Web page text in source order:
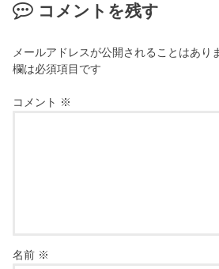
コメントを残す
メールアドレスが公開されることはあり
欄は必須項目です
コメント ※
名前 ※